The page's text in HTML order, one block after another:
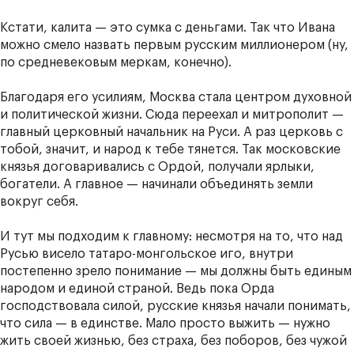
Кстати, калита — это сумка с деньгами. Так что Ивана
можно смело назвать первым русским миллионером (ну,
по средневековым меркам, конечно).
Благодаря его усилиям, Москва стала центром духовной
и политической жизни. Сюда переехал и митрополит —
главный церковный начальник на Руси. А раз церковь с
тобой, значит, и народ к тебе тянется. Так московские
князья договаривались с Ордой, получали ярлыки,
богатели. А главное — начинали объединять земли
вокруг себя.
И тут мы подходим к главному: несмотря на то, что над
Русью висело татаро-монгольское иго, внутри
постепенно зрело понимание — мы должны быть единым
народом и единой страной. Ведь пока Орда
господствовала силой, русские князья начали понимать,
что сила — в единстве. Мало просто выжить — нужно
жить своей жизнью, без страха, без поборов, без чужой